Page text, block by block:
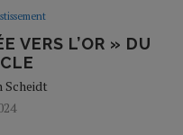
VERS L’OR » DU
Scheidt